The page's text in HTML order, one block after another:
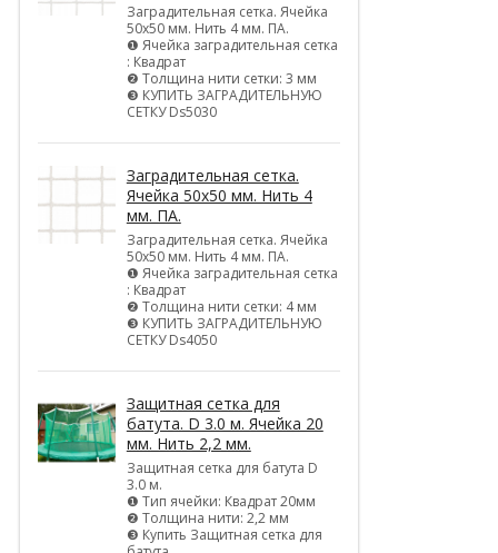
Заградительная сетка. Ячейка
50х50 мм. Нить 4 мм. ПА.
❶ Ячейка заградительная сетка
: Квадрат
❷ Толщина нити сетки: 3 мм
❸ КУПИТЬ ЗАГРАДИТЕЛЬНУЮ
СЕТКУ Ds5030
Заградительная сетка.
Ячейка 50х50 мм. Нить 4
мм. ПА.
Заградительная сетка. Ячейка
50х50 мм. Нить 4 мм. ПА.
❶ Ячейка заградительная сетка
: Квадрат
❷ Толщина нити сетки: 4 мм
❸ КУПИТЬ ЗАГРАДИТЕЛЬНУЮ
СЕТКУ Ds4050
Защитная сетка для
батута. D 3.0 м. Ячейка 20
мм. Нить 2,2 мм.
Защитная сетка для батута D
3.0 м.
❶ Тип ячейки: Квадрат 20мм
❷ Толщина нити: 2,2 мм
❸ Купить Защитная сетка для